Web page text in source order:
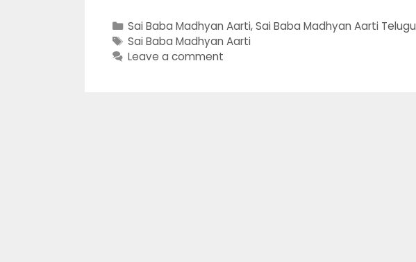
Categories
Sai Baba Madhyan Aarti,Sai Baba Madhyan Aarti Telugu
Tags
Sai Baba Madhyan Aarti
Leave a comment